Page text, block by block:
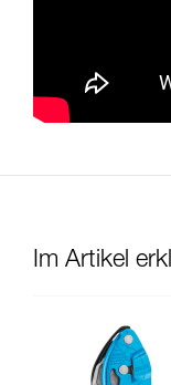
Im Artikel